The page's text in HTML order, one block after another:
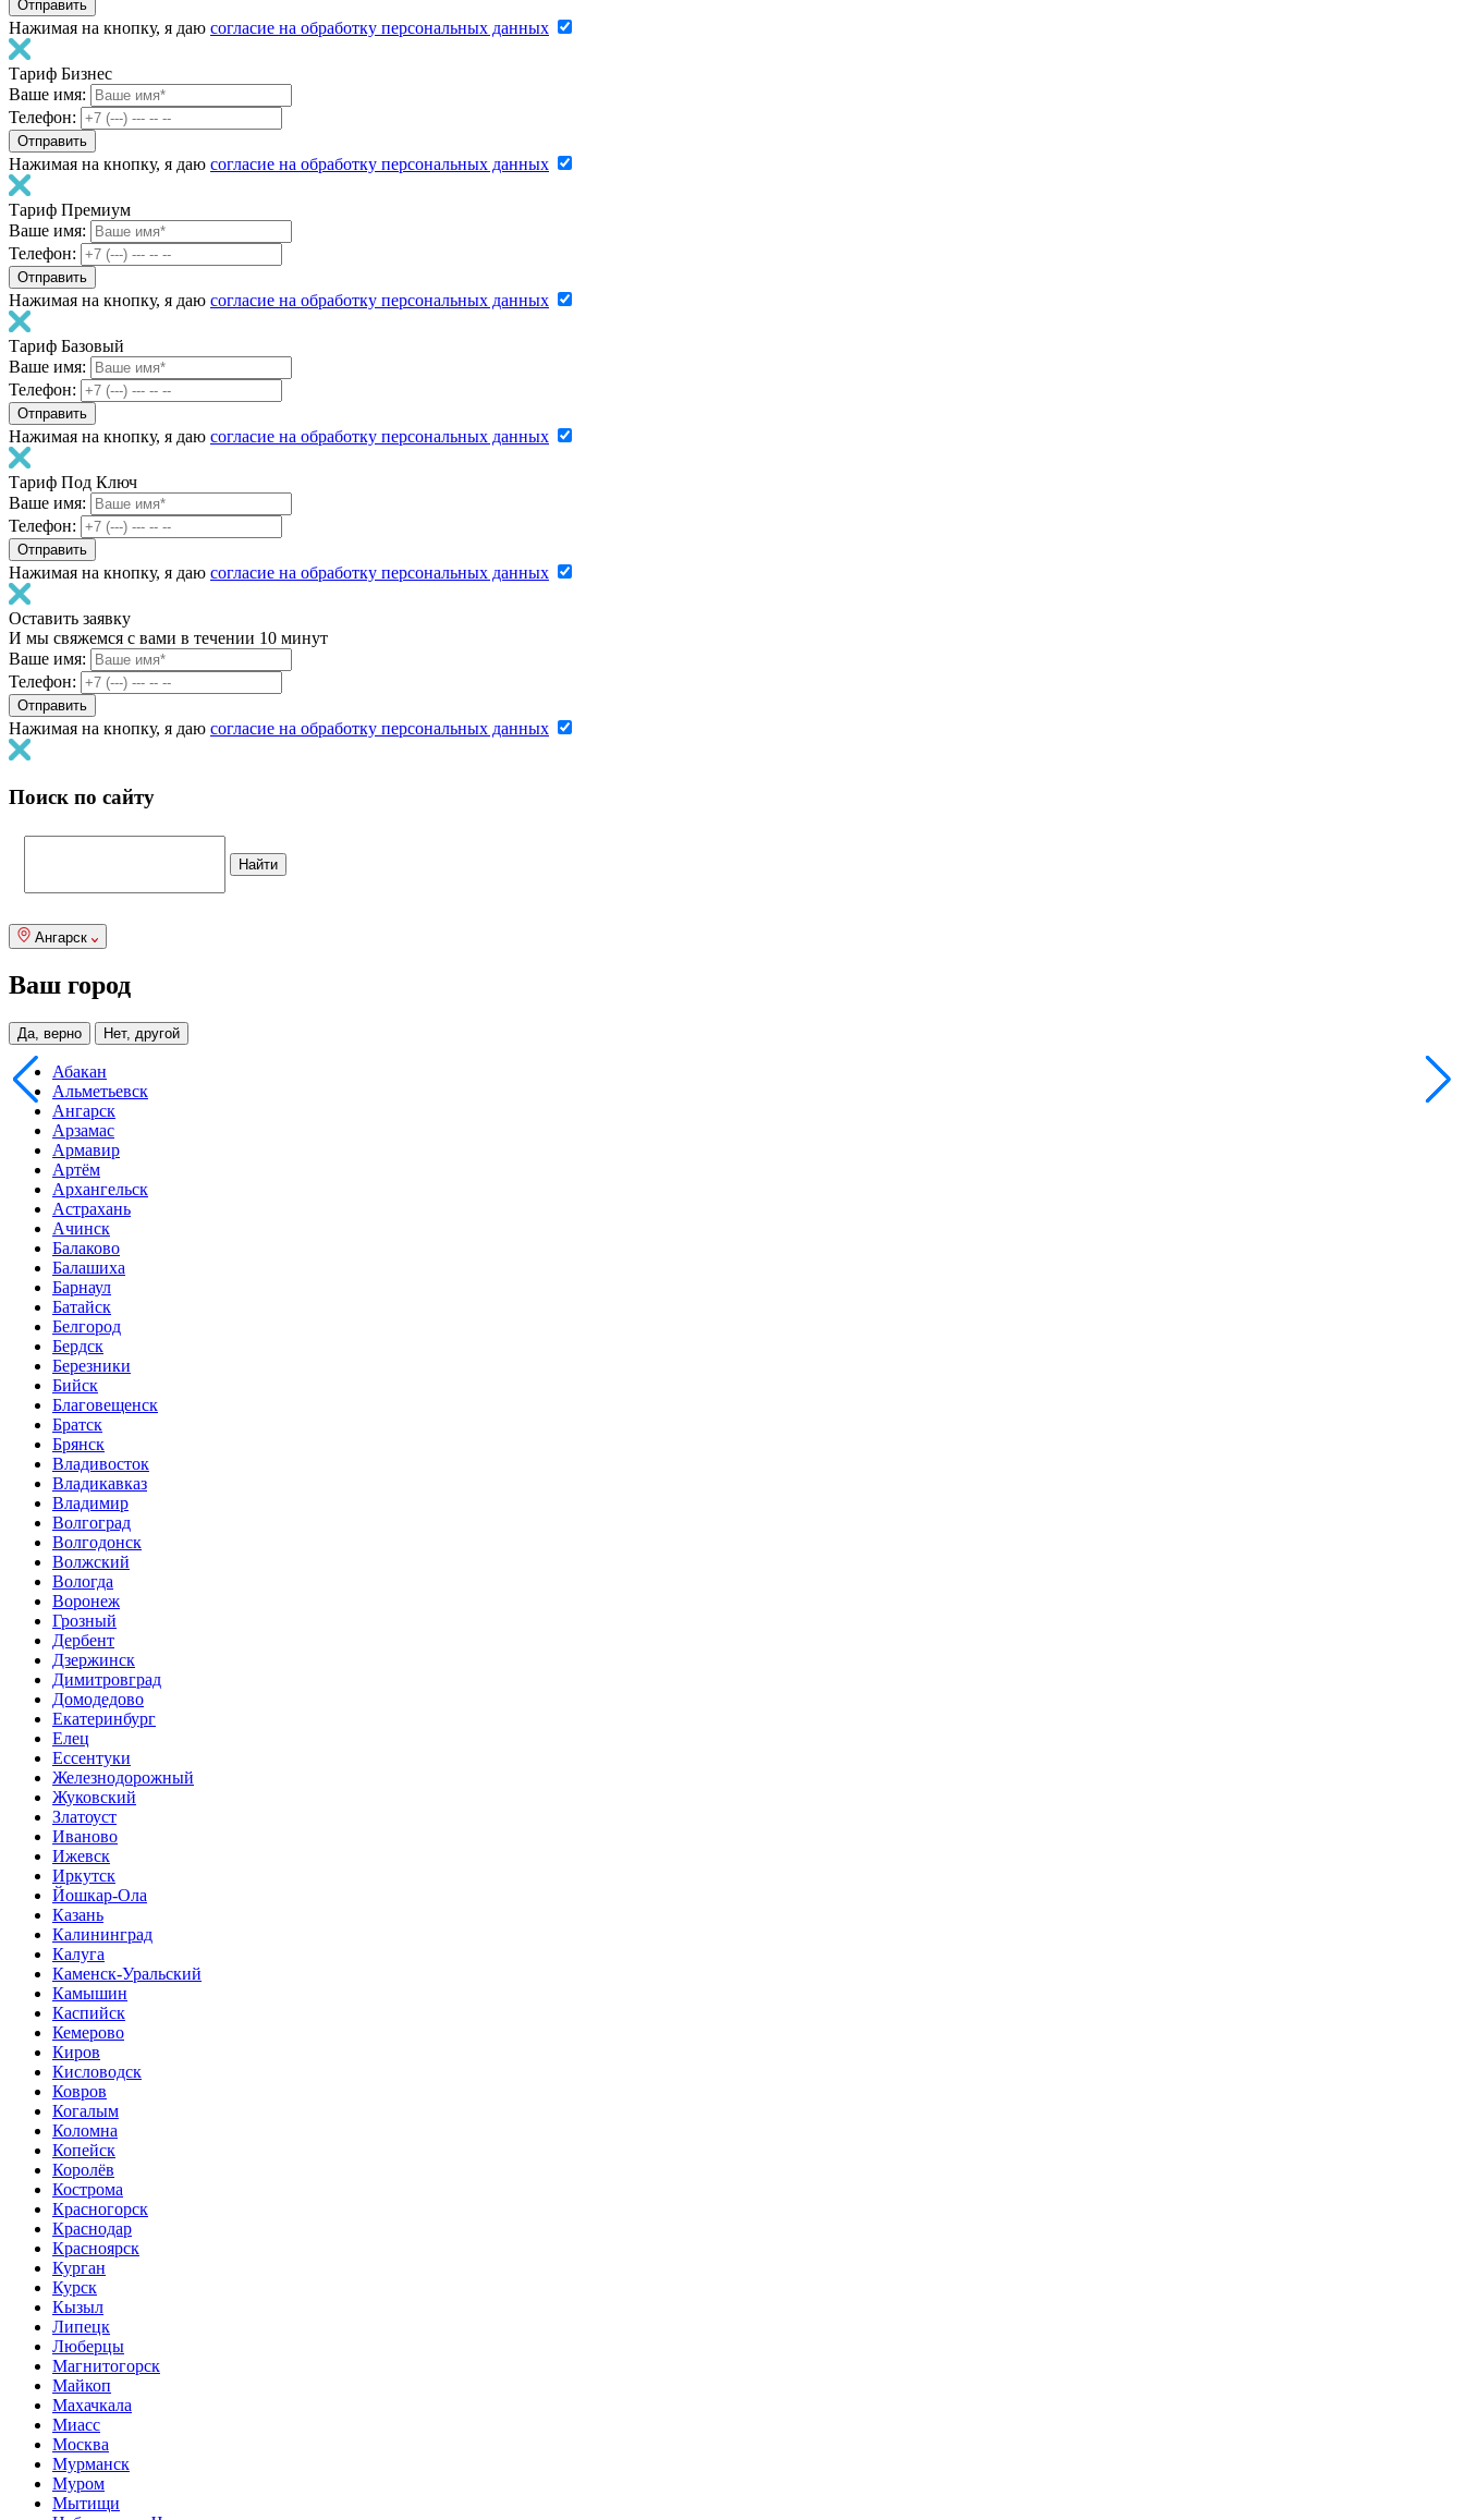
Нажимая на кнопку, я даю согласие на обработку персональных данных
Тариф Бизнес
Ваше имя:
Телефон:
Нажимая на кнопку, я даю согласие на обработку персональных данных
Тариф Премиум
Ваше имя:
Телефон:
Нажимая на кнопку, я даю согласие на обработку персональных данных
Тариф Базовый
Ваше имя:
Телефон:
Нажимая на кнопку, я даю согласие на обработку персональных данных
Тариф Под Ключ
Ваше имя:
Телефон:
Нажимая на кнопку, я даю согласие на обработку персональных данных
Оставить заявку
И мы свяжемся с вами в течении 10 минут
Ваше имя:
Телефон:
Нажимая на кнопку, я даю согласие на обработку персональных данных
Поиск по сайту
Ангарск
Ваш город
Да, верно Нет, другой
Абакан
Альметьевск
Ангарск
Арзамас
Армавир
Артём
Архангельск
Астрахань
Ачинск
Балаково
Балашиха
Барнаул
Батайск
Белгород
Бердск
Березники
Бийск
Благовещенск
Братск
Брянск
Владивосток
Владикавказ
Владимир
Волгоград
Волгодонск
Волжский
Вологда
Воронеж
Грозный
Дербент
Дзержинск
Димитровград
Домодедово
Екатеринбург
Елец
Ессентуки
Железнодорожный
Жуковский
Златоуст
Иваново
Ижевск
Иркутск
Йошкар-Ола
Казань
Калининград
Калуга
Каменск-Уральский
Камышин
Каспийск
Кемерово
Киров
Кисловодск
Ковров
Когалым
Коломна
Копейск
Королёв
Кострома
Красногорск
Краснодар
Красноярск
Курган
Курск
Кызыл
Липецк
Люберцы
Магнитогорск
Майкоп
Махачкала
Миасс
Москва
Мурманск
Муром
Мытищи